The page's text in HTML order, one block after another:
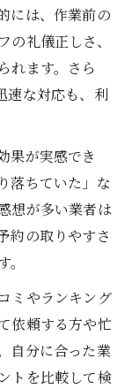
には、作業前の
礼儀正しさ、
れます。さら
速な対応も、利
果が実感でき
落ちていた」な
想が多い業者は
約の取りやすさ
ミやランキング
依頼する方や忙
自分に合った業
トを比較して検